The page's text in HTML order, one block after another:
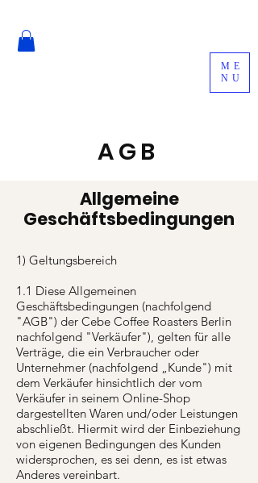
ME
NU
AGB
Allgemeine
Geschäftsbedingungen
1) Geltungsbereich
1.1 Diese Allgemeinen
Geschäftsbedingungen (nachfolgend
"AGB") der Cebe Coffee Roasters Berlin
nachfolgend "Verkäufer"), gelten für alle
Verträge, die ein Verbraucher oder
Unternehmer (nachfolgend „Kunde") mit
dem Verkäufer hinsichtlich der vom
Verkäufer in seinem Online-Shop
dargestellten Waren und/oder Leistungen
abschließt. Hiermit wird der Einbeziehung
von eigenen Bedingungen des Kunden
widersprochen, es sei denn, es ist etwas
Anderes vereinbart.